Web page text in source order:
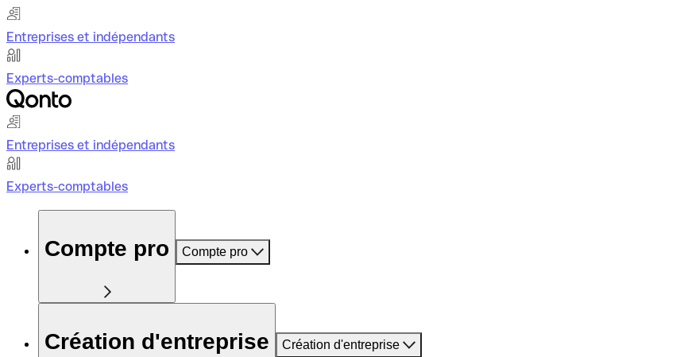
Entreprises et indépendants
Experts-comptables
Entreprises et indépendants
Experts-comptables
Compte pro Compte pro
Création d'entreprise Création d'entreprise